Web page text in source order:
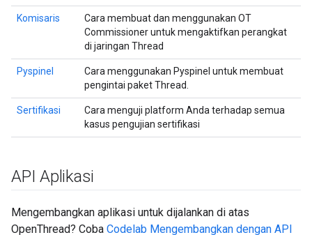
Komisaris
Cara membuat dan menggunakan OT
Commissioner untuk mengaktifkan perangkat
di jaringan Thread
Pyspinel
Cara menggunakan Pyspinel untuk membuat
pengintai paket Thread.
Sertifikasi
Cara menguji platform Anda terhadap semua
kasus pengujian sertifikasi
API Aplikasi
Mengembangkan aplikasi untuk dijalankan di atas
OpenThread? Coba Codelab Mengembangkan dengan API